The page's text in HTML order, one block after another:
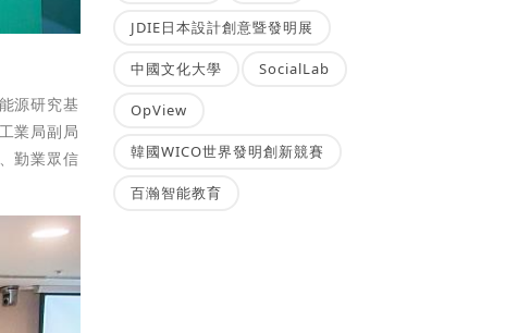
源研究基
業局副局
勤業眾信
JDIE日本設計創意暨發明展
中國文化大學 SocialLab
OpView
韓國WICO世界發明創新競賽
百瀚智能教育